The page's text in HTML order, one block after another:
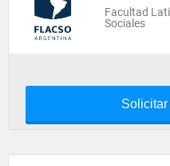
Facultad
Sociales